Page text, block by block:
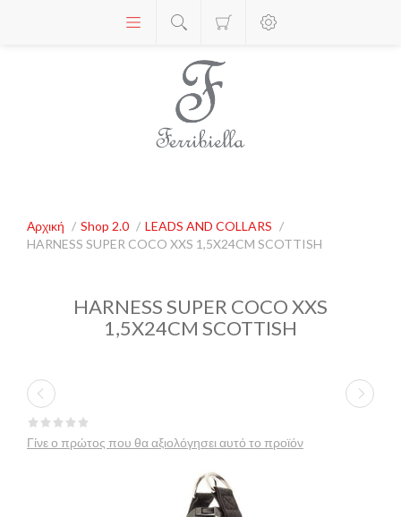
Αρχική / Shop 2.0 / LEADS AND COLLARS /
HARNESS SUPER COCO XXS 1,5X24CM SCOTTISH
HARNESS SUPER COCO XXS
1,5X24CM SCOTTISH
Γίνε ο πρώτος που θα αξιολόγησει αυτό το προϊόν